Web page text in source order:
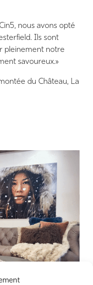
nous avons opté
Ils sont
pleinement notre
savoureux.»
du Château, La